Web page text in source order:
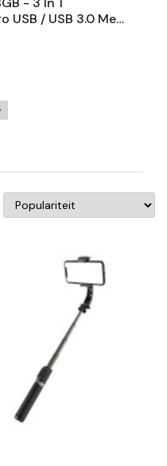
USB / USB 3.0 Met